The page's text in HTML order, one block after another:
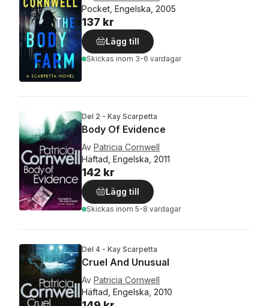
Pocket, Engelska, 2005
137 kr
Lägg till
Skickas inom 3-6 vardagar
Del 2 - Kay Scarpetta
Body Of Evidence
Av Patricia Cornwell
Häftad, Engelska, 2011
142 kr
Lägg till
Skickas inom 5-8 vardagar
Del 4 - Kay Scarpetta
Cruel And Unusual
Av Patricia Cornwell
Häftad, Engelska, 2010